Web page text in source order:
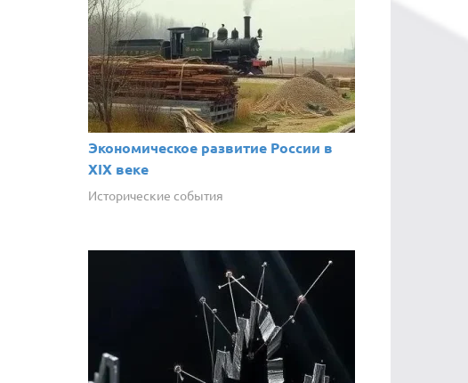
Экономическое развитие России в
XIX веке
Исторические события